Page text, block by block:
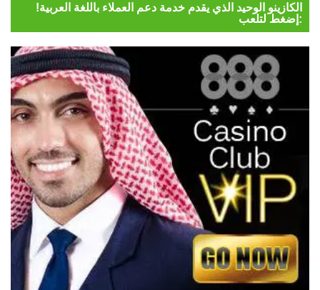
الكازينو الوحيد الذي يقدم خدمة دعم العملاء باللغة العربية!
إضغط لتلعب: